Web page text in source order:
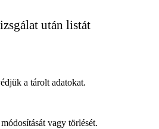
után listát
a tárolt adatokat.
vagy törlését.